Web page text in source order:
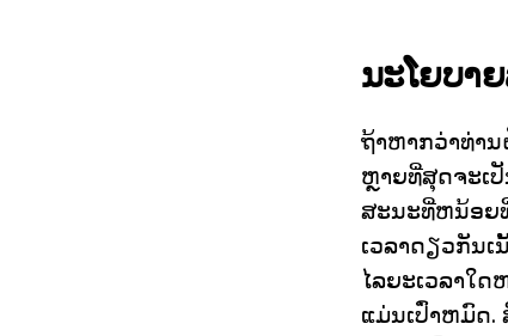
ນະໂຍບາ
ຖ້າຫາກວ່າທ່າ
ຫຼາຍທີ່ສຸດຈະເ
ສະນະທີ່ຫນ້ອຍ
ເວລາດຽວກັນ
ໄລຍະເວລາໃ
ແມ່ນເປົ່າຫມົດ.